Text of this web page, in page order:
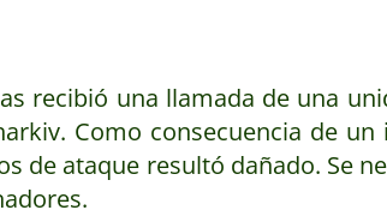
recibió una llamada de una
Como consecuencia de
de ataque resultó dañado. Se